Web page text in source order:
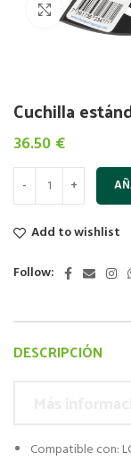
Click to
Cuchilla
36.50 €
Add to wishlist
Follow:
DESCRIPCIÓN
Compatible con: